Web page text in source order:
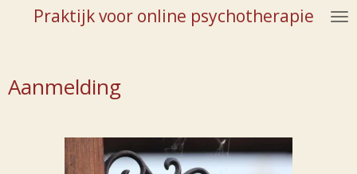
hoofdinhoud
Praktijk voor online psychotherapie
Aanmelding